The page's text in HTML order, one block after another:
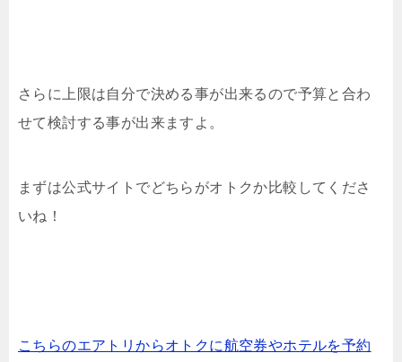
さらに上限は自分で決める事が出来るので予算と合わ
せて検討する事が出来ますよ。
まずは公式サイトでどちらがオトクか比較してくださ
いね！
こちらのエアトリからオトクに航空券やホテルを予約